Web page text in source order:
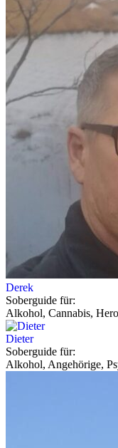
Derek
Soberguide für:
Alkohol, Cannabis,
Dieter
Soberguide für:
Alkohol, Angehörige,